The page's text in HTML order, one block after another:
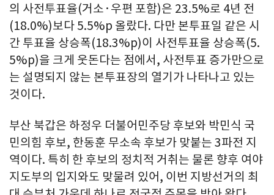
의 사전투표율(거소·우편 포함)은 23.5%로 4년 전
(18.0%)보다 5.5%p 올랐다. 다만 본투표일 같은 시
간 투표율 상승폭(18.3%p)이 사전투표율 상승폭(5.
5%p)을 크게 웃돈다는 점에서, 사전투표 증가만으로
는 설명되지 않는 본투표장의 열기가 나타나고 있는
것이다.
부산 북갑은 하정우 더불어민주당 후보와 박민식 국
민의힘 후보, 한동훈 무소속 후보가 맞붙는 3파전 지
역이다. 특히 한 후보의 정치적 거취는 물론 향후 여야
지도부의 입지와도 맞물려 있어, 이번 지방선거의 최